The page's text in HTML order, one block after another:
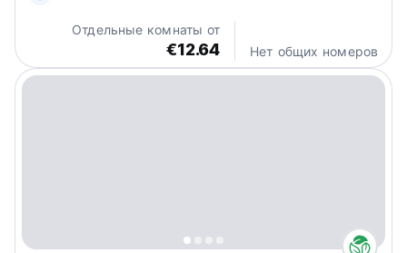
Отдельные комнаты от
€12.64 Нет общих номеров